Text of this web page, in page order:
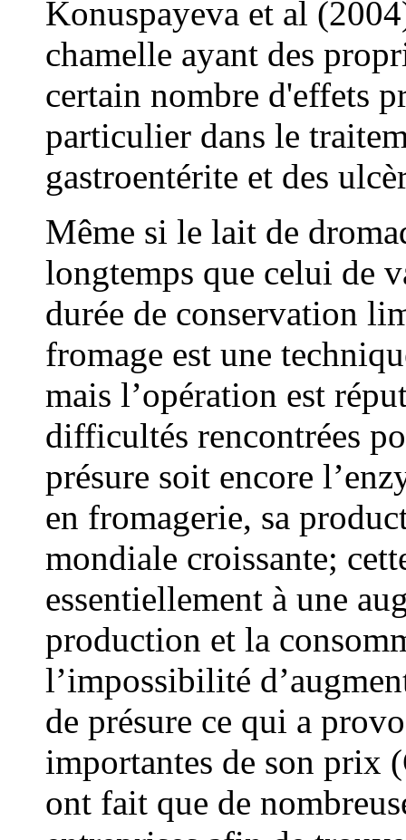
Konuspayeva et al
chamelle ayant des
certain nombre d'effets
particulier dans le
gastroentérite et des
Même si le lait de
longtemps que celui de
durée de conservation
fromage est une
mais l’opération est
difficultés rencontrées
présure soit encore
en fromagerie, sa
mondiale croissante;
essentiellement à une
production et la
l’impossibilité
de présure ce qui a
importantes de son prix
ont fait que de